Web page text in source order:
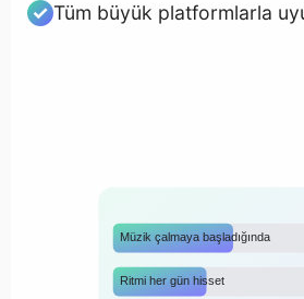
Tüm büyük platformlarla
Müzik çalmaya başladığında
Ritmi her gün hisset